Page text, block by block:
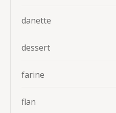
danette
dessert
farine
flan